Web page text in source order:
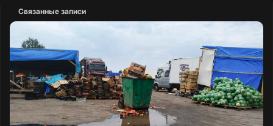
Связанные записи